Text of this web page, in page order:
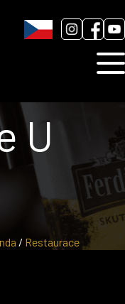
Blog
/ Restaurace
U